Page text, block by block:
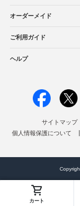
カート
オーダーメイド
ご利用ガイド
ヘルプ
サイトマップ
個人情報保護について